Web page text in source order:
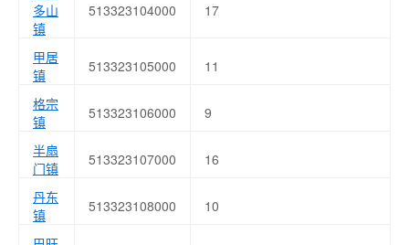
多山
镇
513323104000 17
甲居
镇
513323105000 11
格宗
镇
513323106000 9
半扇
门镇
513323107000 16
丹东
镇
513323108000 10